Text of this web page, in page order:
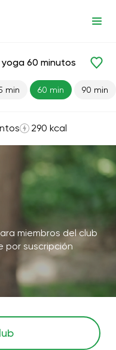
Cardio
60 minutos
min 60 min 90 min
290 kcal
miembros del club
por suscripción